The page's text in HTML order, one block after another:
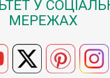
У
МЕРЕЖАХ